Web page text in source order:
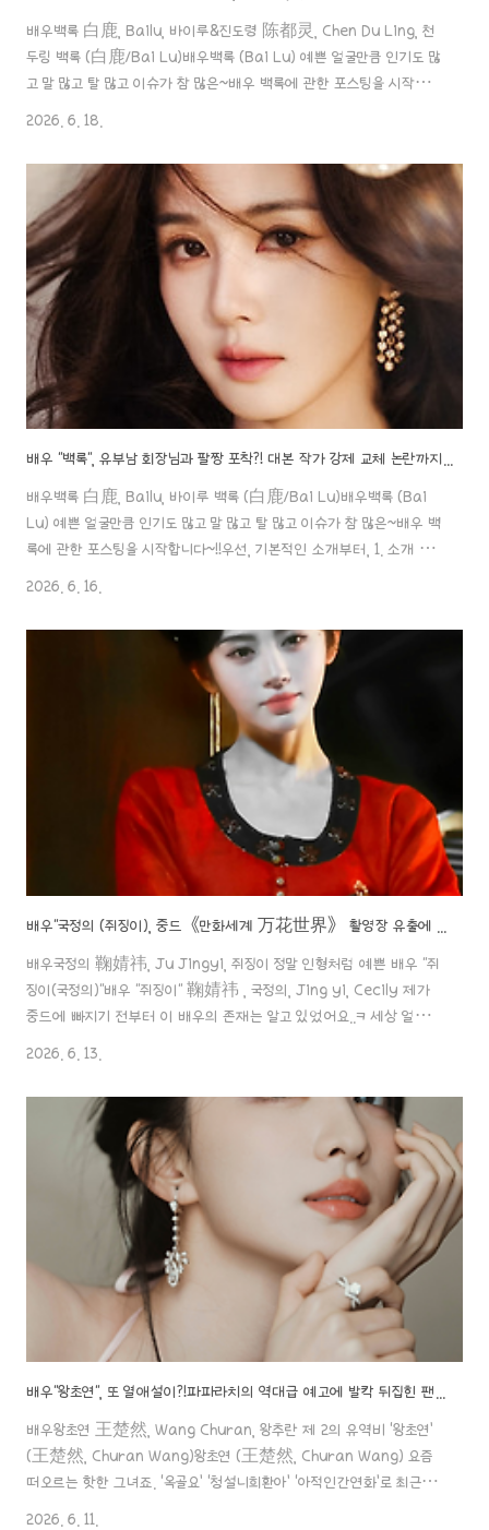
배우백록 白鹿, Bailu, 바이루&진도령 陈都灵, Chen Du Ling, 천
두링 백록 (白鹿/Bai Lu)배우백록 (Bai Lu) 예쁜 얼굴만큼 인기도 많
고 말 많고 탈 많고 이슈가 참 많은~배우 백록에 관한 포스팅을 시작합니
령"배우 진도령 陈都灵, Chen Du Ling 바람 불면 정말 날아갈 것 같
은 아주 초슬림한 배우죠.. 초 여리여리한 배우인데, 이 배우가 알고 보니
쌩얼 미인이었더라고요?! 그래서 제목 그대로! 민낯이 예뻐
aaa888000.com ✖️제발 성형하지 마세요~! 배우"백록", 《모리
莫离》 vs "진도령" 《교초 ..
2026. 6. 18.
배우백록 白鹿, Bailu, 바이루 백록 (白鹿/Bai Lu)배우백록 (Bai
Lu) 예쁜 얼굴만큼 인기도 많고 말 많고 탈 많고 이슈가 참 많은~배우 백
록에 관한 포스팅을 시작합니다~!!우선, 기본적인 소개부터, 1. 소개 성
명: 백록 (白鹿, Bai Lu)본명:aaa888000.com ✖️배우 "백록", 유
성명서로 이 폭풍을 막을 수 있을까? 배우"주익연", 백록 배우 사는 아파
트로 돌아갔다?양측 모두 해명 "친구끼리 식사였고 현재 싱글배우백록
白鹿, Bailu, 바이루&주익연 周翊然, Zhou Yiran, 저우이란 백록
(白鹿/Bai Lu)배우백록 (Bai Lu) 예쁜 얼굴만큼 인기도 많고 말 많..
2026. 6. 16.
배우국정의 鞠婧祎, Ju Jingyi, 쥐징이 정말 인형처럼 예쁜 배우 "쥐
징이(국정의)"배우 "쥐징이" 鞠婧祎 , 국정의, Jing yi, Cecily 제가
중드에 빠지기 전부터 이 배우의 존재는 알고 있었어요..ㅋ 세상 얼굴이
世界》 촬영장 유출에 난리 난 여론!! 미친 비주얼로도 못 막은 '원작
파괴' 논란.ㄷㄷ 중드《월린기기 月鳞绮纪》이후, 국정의 (쥐징이) 배
우는 90년대생 여성 톱스타가 될 수 있을까?배우국정의 鞠婧祎, Ju
Jingyi, 쥐징이 정말 인형처럼 예쁜 배우 "쥐징이(국정의)"배우 "쥐징
이" 鞠婧祎 , 국정의, Jing yi, Cec..
2026. 6. 13.
배우왕초연 王楚然, Wang Churan, 왕추란 제 2의 유역비 ‘왕초연’
(王楚然, Churan Wang)왕초연 (王楚然, Churan Wang) 요즘
떠오르는 핫한 그녀죠. ‘옥골요’ ‘청설니희환아’ ‘아적인간연화’로 최근 방
영작애서 세 작품에나 나오고 있는 그녀..! 아름답죠~ 아리따운 배우 왕
2026. 6. 11.